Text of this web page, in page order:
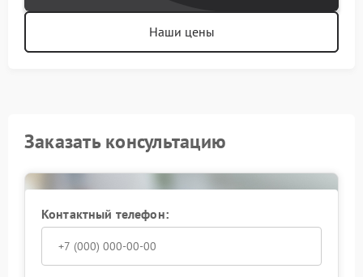
Наши цены
Заказать консультацию
Контактный телефон: